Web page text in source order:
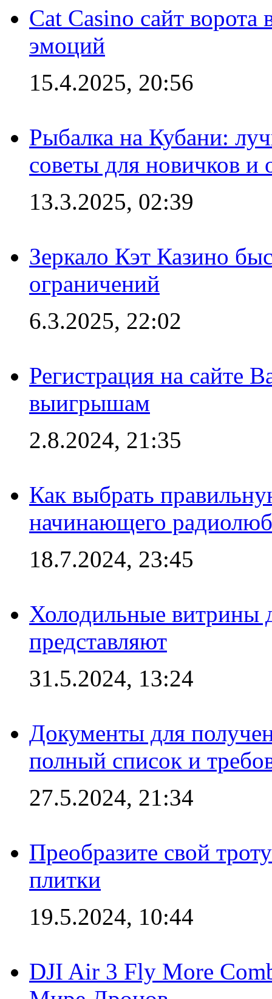
Cat Casino сайт
эмоций
15.4.2025, 20:56
Рыбалка на Кубани:
советы для новичков
13.3.2025, 02:39
Зеркало Кэт Казино
ограничений
6.3.2025, 22:02
Регистрация на сайте
выигрышам
2.8.2024, 21:35
Как выбрать
начинающего
18.7.2024, 23:45
Холодильные витрины
представляют
31.5.2024, 13:24
Документы для
полный список и
27.5.2024, 21:34
Преобразите свой
плитки
19.5.2024, 10:44
DJI Air 3 Fly More